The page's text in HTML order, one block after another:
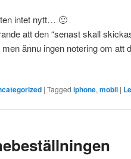
intet nytt… 🙂
att den “senast skall
ännu ingen notering om att
| Tagged iphone, mobil |